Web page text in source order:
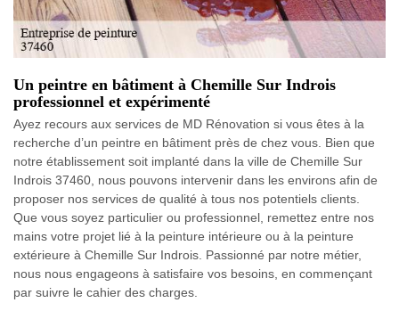
Un peintre en bâtiment à Chemille Sur Indrois
professionnel et expérimenté
Ayez recours aux services de MD Rénovation si vous êtes à la
recherche d’un peintre en bâtiment près de chez vous. Bien que
notre établissement soit implanté dans la ville de Chemille Sur
Indrois 37460, nous pouvons intervenir dans les environs afin de
proposer nos services de qualité à tous nos potentiels clients.
Que vous soyez particulier ou professionnel, remettez entre nos
mains votre projet lié à la peinture intérieure ou à la peinture
extérieure à Chemille Sur Indrois. Passionné par notre métier,
nous nous engageons à satisfaire vos besoins, en commençant
par suivre le cahier des charges.